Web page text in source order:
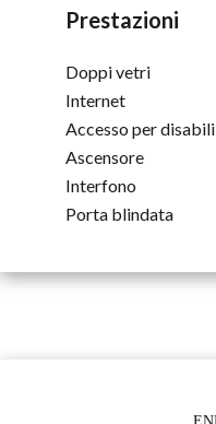
Prestazioni
Doppi vetri
Internet
Accesso per disabili
Ascensore
Interfono
Porta blindata